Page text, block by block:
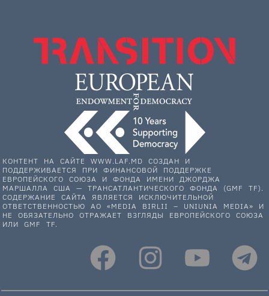
КОНТЕНТ НА САЙТЕ WWW.LAF.MD СОЗДАН И
ПОДДЕРЖИВАЕТСЯ ПРИ ФИНАНСОВОЙ ПОДДЕРЖКЕ
ЕВРОПЕЙСКОГО СОЮЗА И ФОНДА ИМЕНИ ДЖОРДЖА
МАРШАЛЛА США — ТРАНСАТЛАНТИЧЕСКОГО ФОНДА (GMF TF).
СОДЕРЖАНИЕ САЙТА ЯВЛЯЕТСЯ ИСКЛЮЧИТЕЛЬНОЙ
ОТВЕТСТВЕННОСТЬЮ АО «MEDIA BIRLII – UNIUNIA MEDIA» И
НЕ ОБЯЗАТЕЛЬНО ОТРАЖАЕТ ВЗГЛЯДЫ ЕВРОПЕЙСКОГО СОЮЗА
ИЛИ GMF TF.